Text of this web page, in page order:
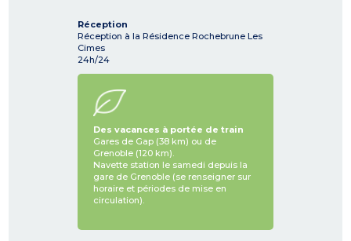
Réception
Réception à la Résidence Rochebrune Les
Cimes
24h/24
Des vacances à portée de train
Gares de Gap (38 km) ou de
Grenoble (120 km).
Navette station le samedi depuis la
gare de Grenoble (se renseigner sur
horaire et périodes de mise en
circulation).